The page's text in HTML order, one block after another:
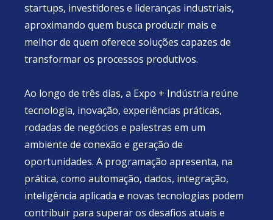
startups, investidores e lideranças industriais,
aproximando quem busca produzir mais e
melhor de quem oferece soluções capazes de
transformar os processos produtivos.
Ao longo de três dias, a Expo + Indústria reúne
tecnologia, inovação, experiências práticas,
rodadas de negócios e palestras em um
ambiente de conexão e geração de
oportunidades. A programação apresenta, na
prática, como automação, dados, integração,
inteligência aplicada e novas tecnologias podem
contribuir para superar os desafios atuais e